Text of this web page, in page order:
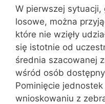
W pierwszej
losowe, można
które nie wzięły
się istotnie od
średnia szacowanej
wśród osób
Pominięcie
wnioskowaniu z